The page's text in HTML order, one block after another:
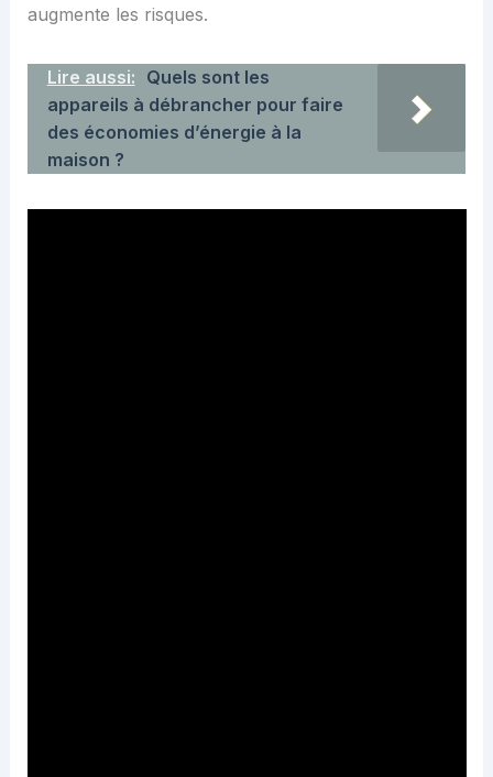
augmente les risques.
Lire aussi: Quels sont les
appareils à débrancher pour faire
des économies d’énergie à la
maison ?